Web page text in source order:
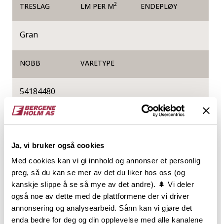
Ja, vi bruker også cookies
Med cookies kan vi gi innhold og annonser et personlig
preg, så du kan se mer av det du liker hos oss (og
kanskje slippe å se så mye av det andre). 🌲 Vi deler
også noe av dette med de plattformene der vi driver
annonsering og analysearbeid. Sånn kan vi gjøre det
enda bedre for deg og din opplevelse med alle kanalene
TRESLAG LM PER M2 ENDEPLØY
Gran
NOBB VARETYPE
54184480
Produktinformasjon
Konstruksjonsvirke C14 blir ofte kalt forskaling.
Betegnelsen C14 er styrkeklassen og er produsert
etter krav satt av Norsk Standard som oppfyller
kravene til Plan- og bygningsloven.
Konstruksojonsvirke C14 er justerhøvlet på alle 4
sider og har avrunnet eller faset kant slik at
materialene blir behagelig å arbeide med. Den